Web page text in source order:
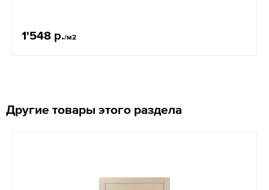
1'548 р./м2
Другие товары этого раздела